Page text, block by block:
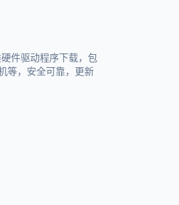
件驱动程序下载，包
等，安全可靠，更新